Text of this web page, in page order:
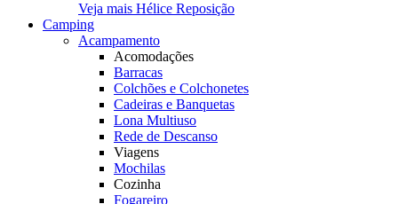
Veja mais Hélice Reposição
Camping
Acampamento
Acomodações
Barracas
Colchões e Colchonetes
Cadeiras e Banquetas
Lona Multiuso
Rede de Descanso
Viagens
Mochilas
Cozinha
Fogareiro